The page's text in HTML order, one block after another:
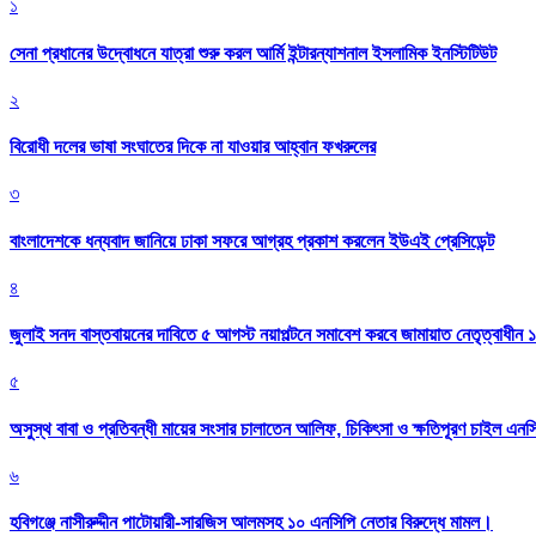
১
সেনা প্রধানের উদ্বোধনে যাত্রা শুরু করল আর্মি ইন্টারন্যাশনাল ইসলামিক ইনস্টিটিউট
২
বিরোধী দলের ভাষা সংঘাতের দিকে না যাওয়ার আহ্বান ফখরুলের
৩
বাংলাদেশকে ধন্যবাদ জানিয়ে ঢাকা সফরে আগ্রহ প্রকাশ করলেন ইউএই প্রেসিডেন্ট
৪
জুলাই সনদ বাস্তবায়নের দাবিতে ৫ আগস্ট নয়াপল্টনে সমাবেশ করবে জামায়াত নেতৃত্বাধীন
৫
অসুস্থ বাবা ও প্রতিবন্ধী মায়ের সংসার চালাতেন আলিফ, চিকিৎসা ও ক্ষতিপূরণ চাইল
৬
হবিগঞ্জে নাসীরুদ্দীন পাটোয়ারী-সারজিস আলমসহ ১০ এনসিপি নেতার বিরুদ্ধে মামল।